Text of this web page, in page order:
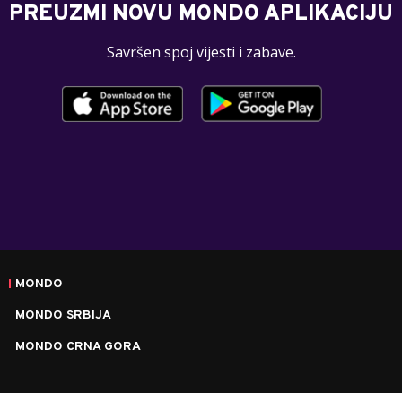
PREUZMI NOVU MONDO APLIKACIJU
Savršen spoj vijesti i zabave.
MONDO
MONDO SRBIJA
MONDO CRNA GORA